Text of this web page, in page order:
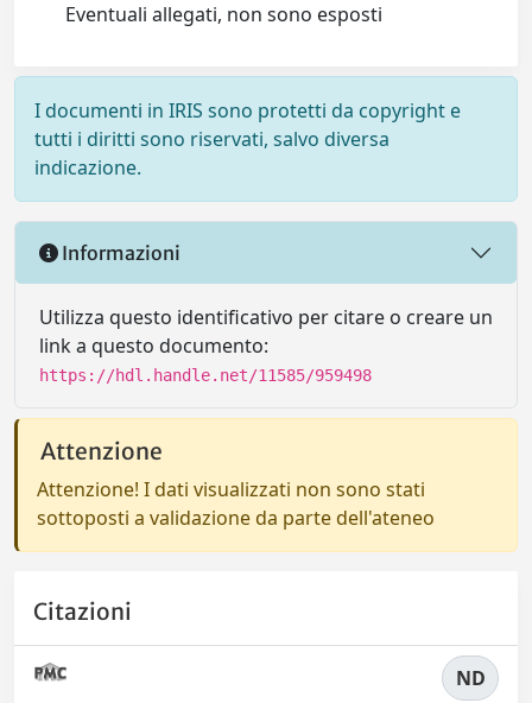
Eventuali allegati, non sono esposti
I documenti in IRIS sono protetti da copyright e
tutti i diritti sono riservati, salvo diversa
indicazione.
Informazioni
Utilizza questo identificativo per citare o creare un
link a questo documento:
https://hdl.handle.net/11585/959498
Attenzione
Attenzione! I dati visualizzati non sono stati
sottoposti a validazione da parte dell'ateneo
Citazioni
ND